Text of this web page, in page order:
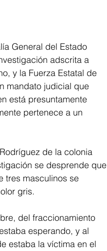
General del Estado
adscrita a
y la Fuerza Estatal de
mandato judicial que
está presuntamente
pertenece a un
de la colonia
se desprende que
tres masculinos se
gris.
del fraccionamiento
esperando, y al
estaba la víctima en el